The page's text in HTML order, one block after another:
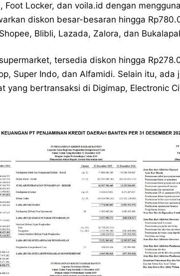
Foot Locker, dan voila.id dengan
diskon besar-besaran hingga
Blibli, Lazada, Zalora, dan
tersedia diskon hingga
Super Indo, dan Alfamidi. Selain itu, ada
yang bertransaksi di Digimap, Electronic